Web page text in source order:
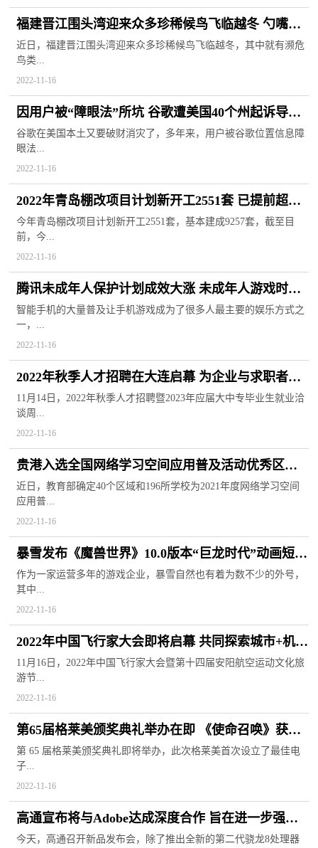
福建晋江围头湾迎来众多珍稀候鸟飞临越冬 勺嘴鹬
全球数量仅有600多只
近日，福建晋江围头湾迎来众多珍稀候鸟飞临越冬，其中就有濒危
鸟类...
2022-11-16
因用户被“障眼法”所坑 谷歌遭美国40个州起诉导致
赔偿3.915亿美元
谷歌在美国本土又要破财消灾了，多年来，用户被谷歌位置信息障
眼法...
2022-11-16
2022年青岛棚改项目计划新开工2551套 已提前超额
完成任务目标
今年青岛棚改项目计划新开工2551套，基本建成9257套，截至目
前，今...
2022-11-16
腾讯未成年人保护计划成效大涨 未成年人游戏时长
同比下降92%
智能手机的大量普及让手机游戏成为了很多人最主要的娱乐方式之
一，...
2022-11-16
2022年秋季人才招聘在大连启幕 为企业与求职者搭
建精准对接平台
11月14日，2022年秋季人才招聘暨2023年应届大中专毕业生就业洽
谈周...
2022-11-16
贵港入选全国网络学习空间应用普及活动优秀区域
在线教学取得成效
近日，教育部确定40个区域和196所学校为2021年度网络学习空间
应用普...
2022-11-16
暴雪发布《魔兽世界》10.0版本“巨龙时代”动画短片
将与11月底上线
作为一家运营多年的游戏企业，暴雪自然也有着为数不少的外号，
其中...
2022-11-16
2022年中国飞行家大会即将启幕 共同探索城市+机场
的新发展模式
11月16日，2022年中国飞行家大会暨第十四届安阳航空运动文化旅
游节...
2022-11-16
第65届格莱美颁奖典礼举办在即 《使命召唤》获电
子游戏音乐奖提名
第 65 届格莱美颁奖典礼即将举办，此次格莱美首次设立了最佳电
子...
2022-11-16
高通宣布将与Adobe达成深度合作 旨在进一步强化
产品的生产力表现
今天，高通召开新品发布会，除了推出全新的第二代骁龙8处理器